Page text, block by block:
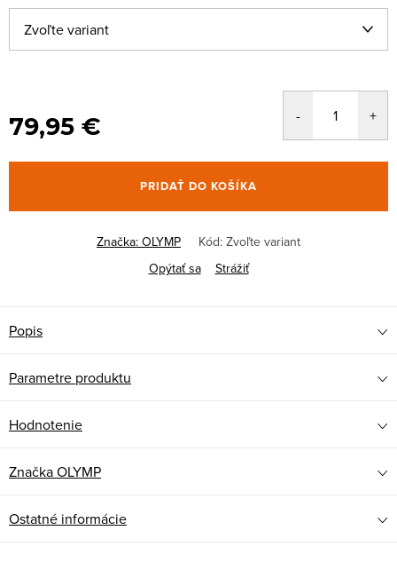
79,95 €
PRIDAŤ DO KOŠÍKA
Značka: OLYMP Kód: Zvoľte variant
Opýtať sa
Strážiť
Popis
Parametre produktu
Hodnotenie
ZnačkaOLYMP
Ostatné informácie